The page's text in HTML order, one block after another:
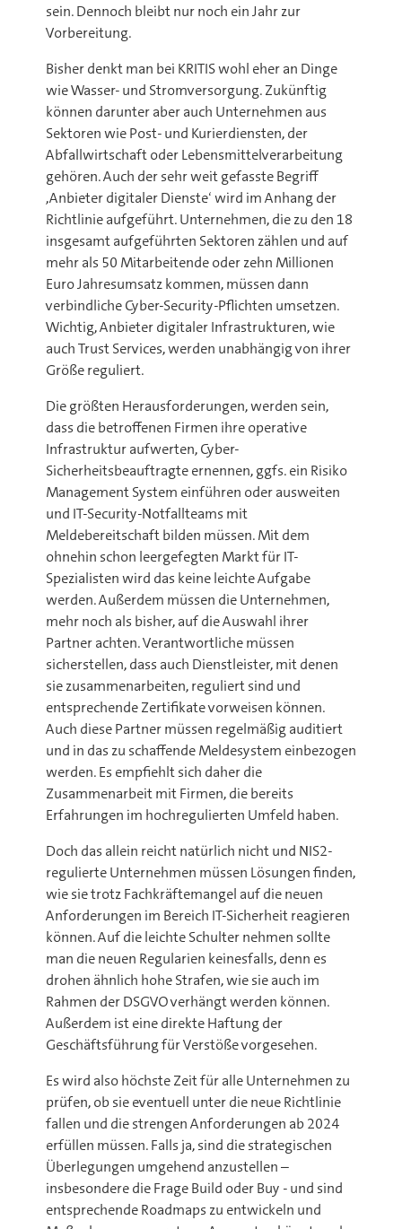
sein. Dennoch bleibt nur noch ein Jahr zur
Vorbereitung.
Bisher denkt man bei KRITIS wohl eher an Dinge
wie Wasser- und Stromversorgung. Zukünftig
können darunter aber auch Unternehmen aus
Sektoren wie Post- und Kurierdiensten, der
Abfallwirtschaft oder Lebensmittelverarbeitung
gehören. Auch der sehr weit gefasste Begriff
‚Anbieter digitaler Dienste‘ wird im Anhang der
Richtlinie aufgeführt. Unternehmen, die zu den 18
insgesamt aufgeführten Sektoren zählen und auf
mehr als 50 Mitarbeitende oder zehn Millionen
Euro Jahresumsatz kommen, müssen dann
verbindliche Cyber-Security-Pflichten umsetzen.
Wichtig, Anbieter digitaler Infrastrukturen, wie
auch Trust Services, werden unabhängig von ihrer
Größe reguliert.
Die größten Herausforderungen, werden sein,
dass die betroffenen Firmen ihre operative
Infrastruktur aufwerten, Cyber-
Sicherheitsbeauftragte ernennen, ggfs. ein Risiko
Management System einführen oder ausweiten
und IT-Security-Notfallteams mit
Meldebereitschaft bilden müssen. Mit dem
ohnehin schon leergefegten Markt für IT-
Spezialisten wird das keine leichte Aufgabe
werden. Außerdem müssen die Unternehmen,
mehr noch als bisher, auf die Auswahl ihrer
Partner achten. Verantwortliche müssen
sicherstellen, dass auch Dienstleister, mit denen
sie zusammenarbeiten, reguliert sind und
entsprechende Zertifikate vorweisen können.
Auch diese Partner müssen regelmäßig auditiert
und in das zu schaffende Meldesystem einbezogen
werden. Es empfiehlt sich daher die
Zusammenarbeit mit Firmen, die bereits
Erfahrungen im hochregulierten Umfeld haben.
Doch das allein reicht natürlich nicht und NIS2-
regulierte Unternehmen müssen Lösungen finden,
wie sie trotz Fachkräftemangel auf die neuen
Anforderungen im Bereich IT-Sicherheit reagieren
können. Auf die leichte Schulter nehmen sollte
man die neuen Regularien keinesfalls, denn es
drohen ähnlich hohe Strafen, wie sie auch im
Rahmen der DSGVO verhängt werden können.
Außerdem ist eine direkte Haftung der
Geschäftsführung für Verstöße vorgesehen.
Es wird also höchste Zeit für alle Unternehmen zu
prüfen, ob sie eventuell unter die neue Richtlinie
fallen und die strengen Anforderungen ab 2024
erfüllen müssen. Falls ja, sind die strategischen
Überlegungen umgehend anzustellen –
insbesondere die Frage Build oder Buy - und sind
entsprechende Roadmaps zu entwickeln und